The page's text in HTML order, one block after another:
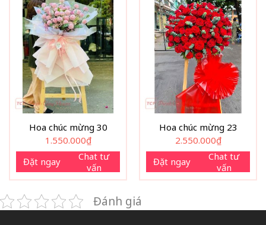
Hoa chúc mừng 30
1.550.000₫
Đặt ngay
Chat tư
vấn
Hoa chúc mừng 23
2.550.000₫
Đặt ngay
Chat tư
vấn
Đánh giá